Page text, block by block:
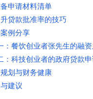
申请材料清单
贷款批准率的技巧
例分享
：餐饮创业者张先生的融
：科技创业者的政府贷款
划与财务健康
建议